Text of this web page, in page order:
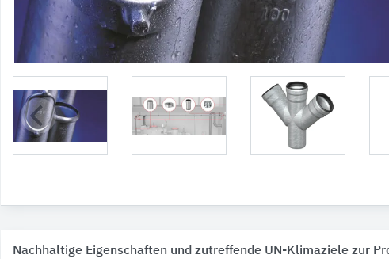
Nachhaltige Eigenschaften und zutreffende UN-Klimaziele zur